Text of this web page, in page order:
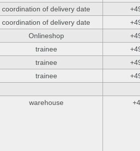
coordination of delivery date
coordination of delivery date
Onlineshop
trainee
trainee
trainee
warehouse